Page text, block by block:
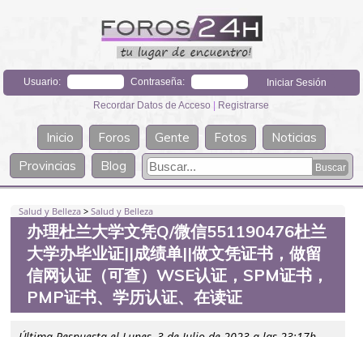
Usuario: Contraseña:
Recordar Datos de Acceso | Registrarse
Inicio Foros Gente Fotos
Noticias
Provincias
Blog
Salud y Belleza >Salud y Belleza
办理杜兰大学文凭Q/微信551190476杜兰
大学办毕业证||成绩单||做文凭证书，做留
信网认证（可查）WSE认证，SPM证书，
PMP证书、学历认证、在读证